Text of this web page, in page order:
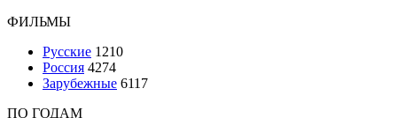
ФИЛЬМЫ
Русские 1210
Россия 4274
Зарубежные 6117
ПО ГОДАМ